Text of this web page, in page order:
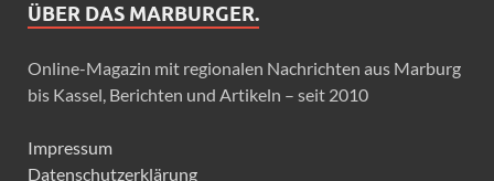
ÜBER DAS MARBURGER.
Online-Magazin mit regionalen Nachrichten aus Marburg
bis Kassel, Berichten und Artikeln – seit 2010
Impressum
Datenschutzerklärung